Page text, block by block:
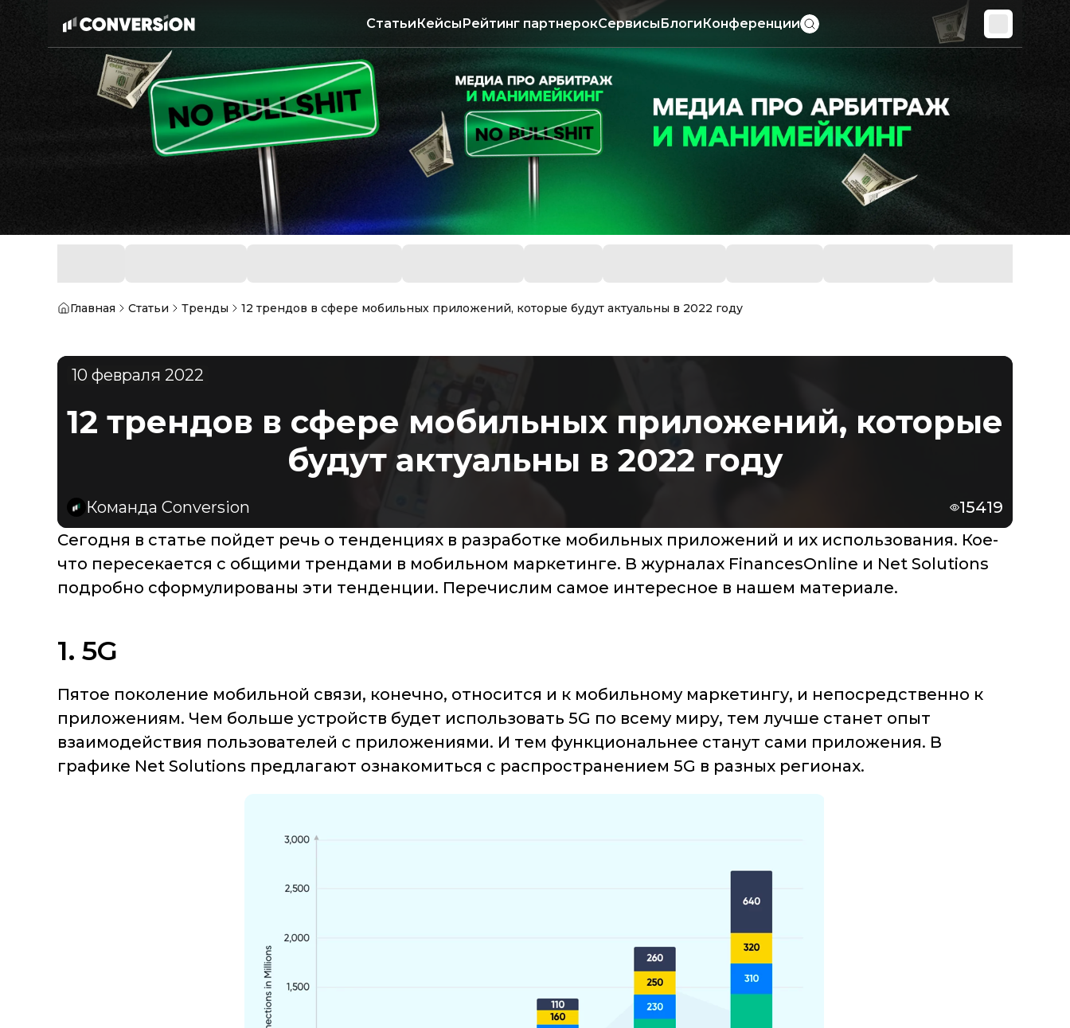
СтатьиКейсыРейтинг партнерокСервисыБлогиКонференции
Главная Статьи Тренды 12 трендов в сфере мобильных приложений, которые будут актуальны в 2022 году
10 февраля 2022
12 трендов в сфере мобильных приложений, которые
будут актуальны в 2022 году
Команда Conversion
15419
Сегодня в статье пойдет речь о тенденциях в разработке мобильных приложений и их использования. Кое-
что пересекается с общими трендами в мобильном маркетинге. В журналах FinancesOnline и Net Solutions
подробно сформулированы эти тенденции. Перечислим самое интересное в нашем материале.
1. 5G
Пятое поколение мобильной связи, конечно, относится и к мобильному маркетингу, и непосредственно к
приложениям. Чем больше устройств будет использовать 5G по всему миру, тем лучше станет опыт
взаимодействия пользователей с приложениями. И тем функциональнее станут сами приложения. В
графике Net Solutions предлагают ознакомиться с распространением 5G в разных регионах.